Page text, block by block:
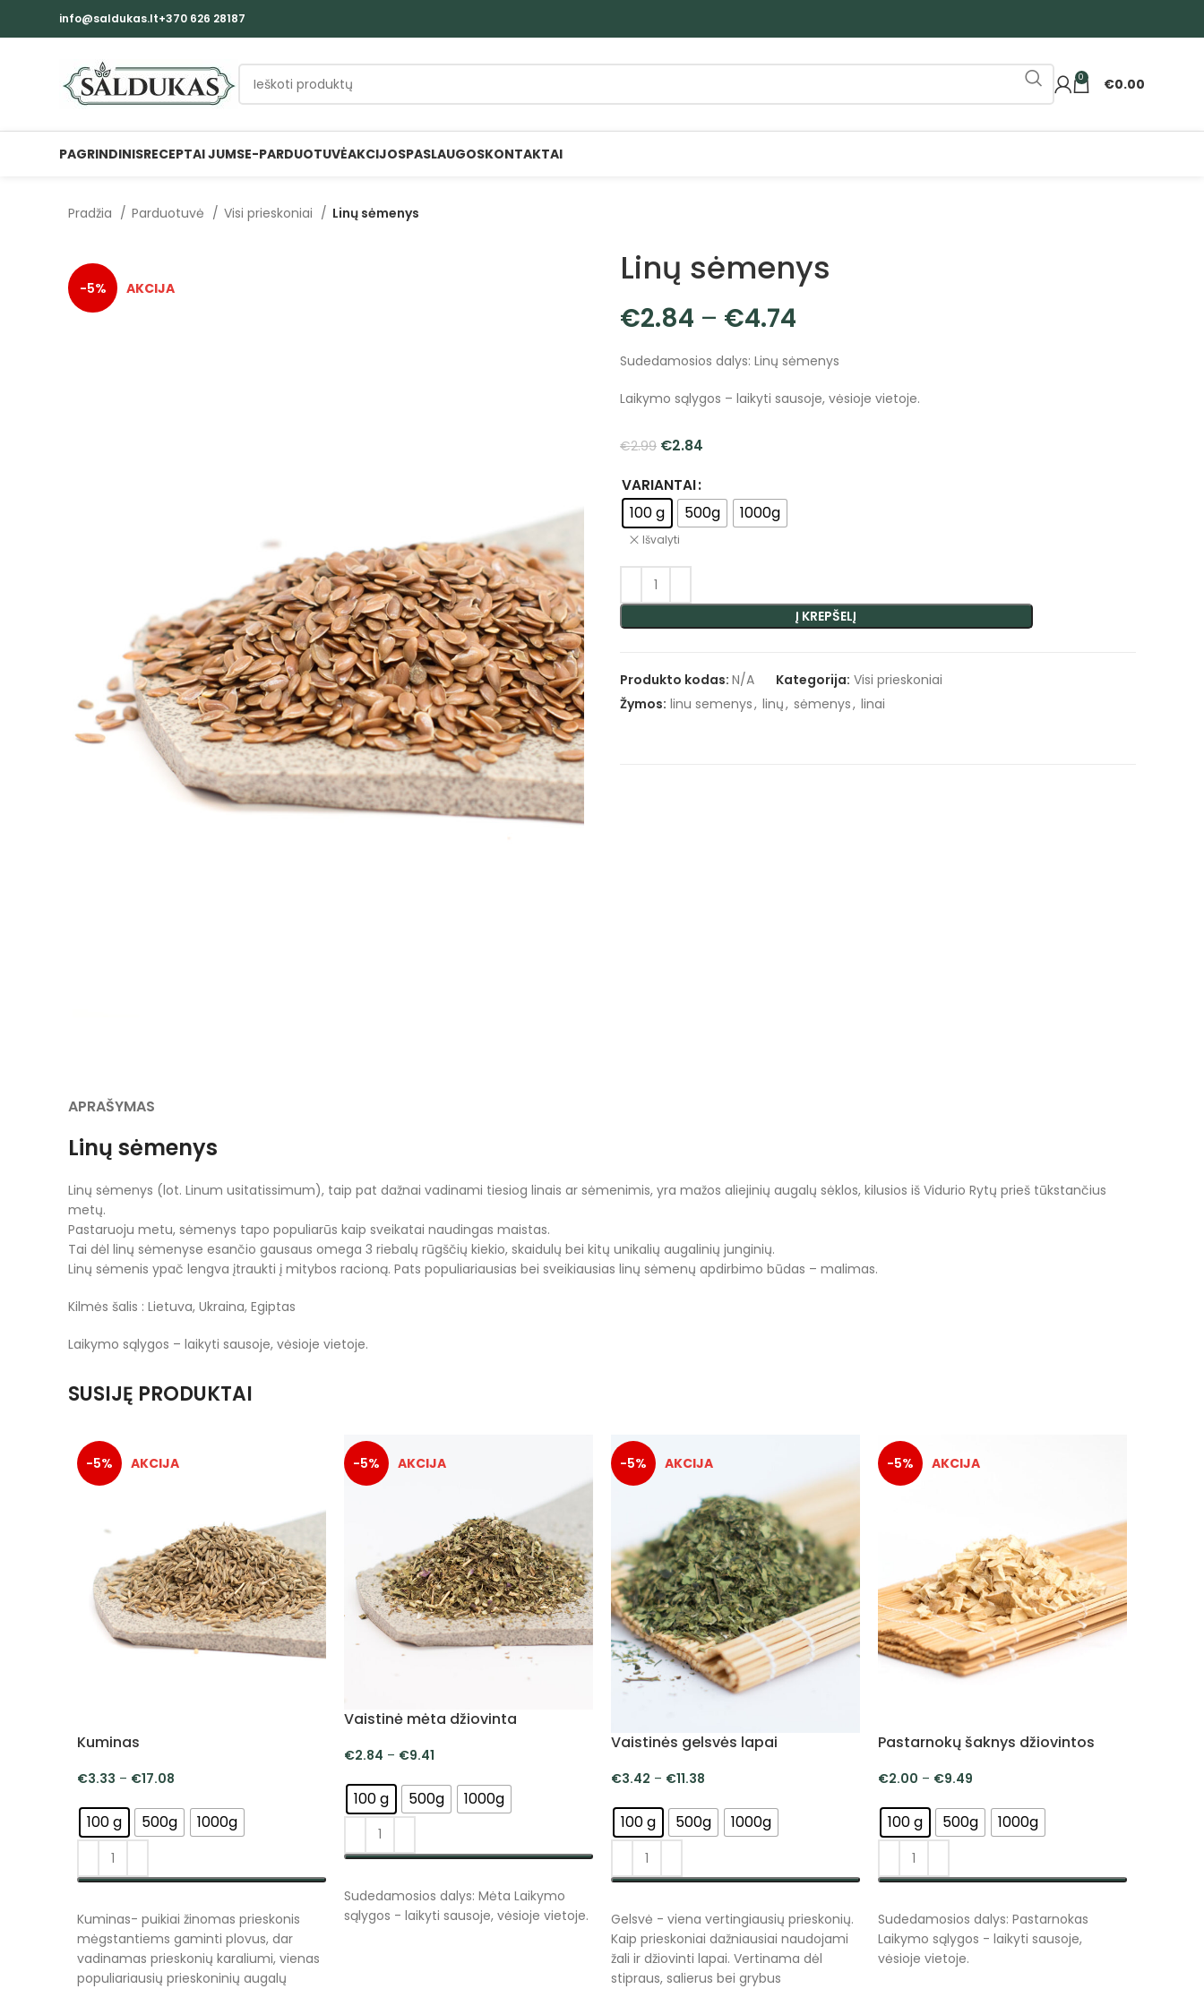
info@saldukas.lt+370 626 28187
0 €0.00
PAGRINDINISRECEPTAI JUMSE-PARDUOTUVĖAKCIJOSPASLAUGOSKONTAKTAI
Pradžia Parduotuvė Visi prieskoniai Linų sėmenys
-5% Linų sėmenys
€2.84 – €4.74
Sudedamosios dalys: Linų sėmenys
Laikymo sąlygos – laikyti sausoje, vėsioje vietoje.
€2.99 €2.84
VARIANTAI
100 g 500g 1000g
Išvalyti
Į KREPŠELĮ
Produkto kodas: N/A Kategorija: Visi prieskoniai
Žymos: linu semenys, linų, sėmenys, linai
APRAŠYMAS
Linų sėmenys
Linų sėmenys (lot. Linum usitatissimum), taip pat dažnai vadinami tiesiog linais ar sėmenimis, yra mažos aliejinių augalų sėklos, kilusios iš Vidurio Rytų prieš tūkstančius
metų.
Pastaruoju metu, sėmenys tapo populiarūs kaip sveikatai naudingas maistas.
Tai dėl linų sėmenyse esančio gausaus omega 3 riebalų rūgščių kiekio, skaidulų bei kitų unikalių augalinių junginių.
Linų sėmenis ypač lengva įtraukti į mitybos racioną. Pats populiariausias bei sveikiausias linų sėmenų apdirbimo būdas – malimas.
Kilmės šalis : Lietuva, Ukraina, Egiptas
Laikymo sąlygos – laikyti sausoje, vėsioje vietoje.
SUSIJĘ PRODUKTAI
-5%
Kuminas
€3.33 – €17.08
100 g 500g 1000g
Kuminas- puikiai žinomas prieskonis
mėgstantiems gaminti plovus, dar
vadinamas prieskonių karaliumi, vienas
populiariausių prieskoninių augalų
-5%
Vaistinė mėta džiovinta
€2.84 – €9.41
100 g 500g 1000g
Sudedamosios dalys: Mėta Laikymo
sąlygos - laikyti sausoje, vėsioje vietoje.
-5%
Vaistinės gelsvės lapai
€3.42 – €11.38
100 g 500g 1000g
Gelsvė - viena vertingiausių prieskonių.
Kaip prieskoniai dažniausiai naudojami
žali ir džiovinti lapai. Vertinama dėl
stipraus, salierus bei grybus
-5%
Pastarnokų šaknys džiovintos
€2.00 – €9.49
100 g 500g 1000g
Sudedamosios dalys: Pastarnokas
Laikymo sąlygos - laikyti sausoje,
vėsioje vietoje.